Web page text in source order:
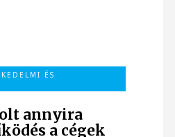
ÉS
annyira
a cégek